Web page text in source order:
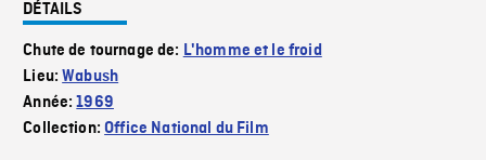
DÉTAILS
Chute de tournage de: L'homme et le froid
Lieu:Wabush
Année:1969
Collection:Office National du Film